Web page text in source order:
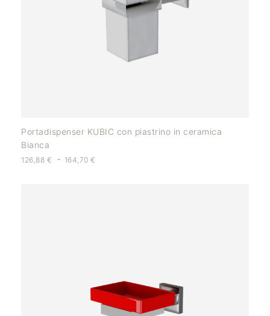
Portadispenser KUBIC con piastrino in ceramica
Bianca
126,88 € - 164,70€